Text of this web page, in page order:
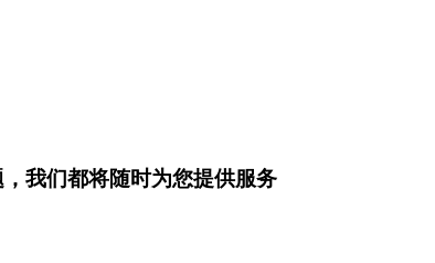
我们都将随时为您提供服务